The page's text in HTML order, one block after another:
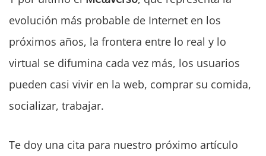
evolución más probable de Internet en los
próximos años, la frontera entre lo real y lo
virtual se difumina cada vez más, los usuarios
pueden casi vivir en la web, comprar su comida,
socializar, trabajar.
Te doy una cita para nuestro próximo artículo